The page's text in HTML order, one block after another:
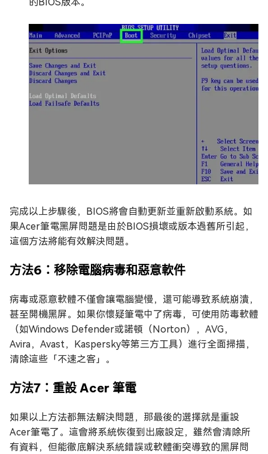
完成以上步驟後，BIOS將會自動更新並重新啟動系統。如
果Acer筆電黑屏問題是由於BIOS損壞或版本過舊所引起，
這個方法將能有效解決問題。
方法6：移除電腦病毒和惡意軟件
病毒或惡意軟體不僅會讓電腦變慢，還可能導致系統崩潰，
甚至開機黑屏。如果你懷疑筆電中了病毒，可使用防毒軟體
（如Windows Defender或諾頓（Norton），AVG，
Avira，Avast，Kaspersky等第三方工具）進行全面掃描，
清除這些「不速之客」。
方法7：重設 Acer 筆電
如果以上方法都無法解決問題，那最後的選擇就是重設
Acer筆電了。這會將系統恢復到出廠設定，雖然會清除所
有資料，但能徹底解決系統錯誤或軟體衝突導致的黑屏問